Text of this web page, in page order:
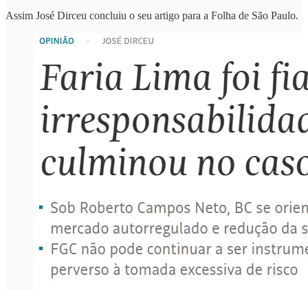
Assim José Dirceu concluiu o seu artigo para a Folha de São Paulo.